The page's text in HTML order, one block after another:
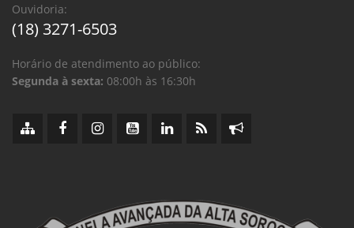
Ouvidoria:
(18) 3271-6503
Horário de atendimento ao público:
Segunda à sexta: 08:00h às 16:30h